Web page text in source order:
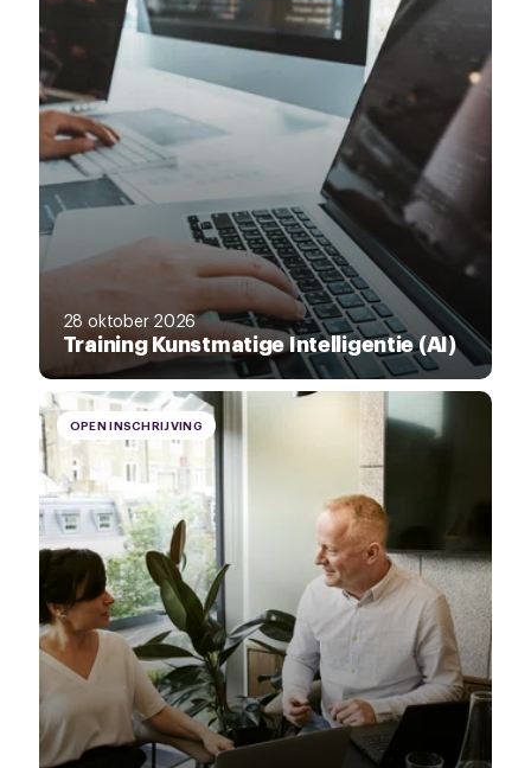
28 oktober 2026
Training Kunstmatige Intelligentie (AI)
OPEN INSCHRIJVING